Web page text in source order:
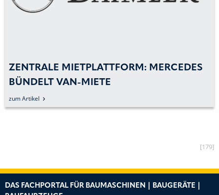
ZENTRALE MIETPLATTFORM: MERCEDES
BÜNDELT VAN-MIETE
zum Artikel
[179]
DAS FACHPORTAL FÜR BAUMASCHINEN | BAUGERÄTE |